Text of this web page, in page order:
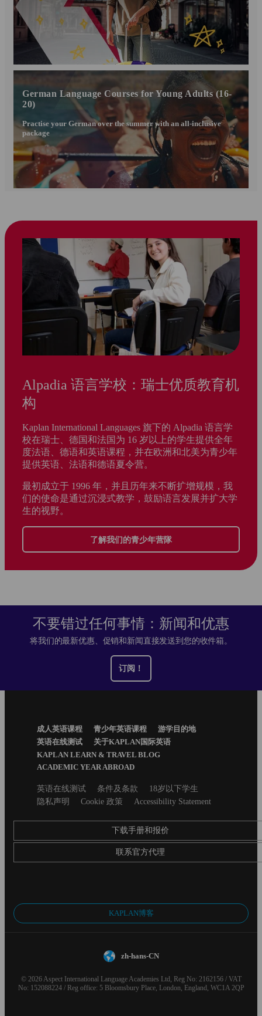
German Language Courses for Young Adults (16-
20)
Practise your German over the summer with an all-inclusive
package
Alpadia 语言学校：瑞士优质教育机
构
Kaplan International Languages 旗下的 Alpadia 语言学
校在瑞士、德国和法国为 16 岁以上的学生提供全年
度法语、德语和英语课程，并在欧洲和北美为青少年
提供英语、法语和德语夏令营。
最初成立于 1996 年，并且历年来不断扩增规模，我
们的使命是通过沉浸式教学，鼓励语言发展并扩大学
生的视野。
了解我们的青少年营隊
不要错过任何事情：新闻和优惠
将我们的最新优惠、促销和新闻直接发送到您的收件箱。
订阅！
成人英语课程 青少年英语课程
游学目的地
英语在线测试
关于KAPLAN国际英语
KAPLAN LEARN & TRAVEL BLOG
ACADEMIC YEAR ABROAD
Secondary英语在线测试 条件及条款
18岁以下学生
隐私声明
Cookie 政策 Accessibility Statement
下载手册和报价
联系官方代理
KAPLAN博客
zh-hans-CN
© 2026 Aspect International Language Academies Ltd, Reg No: 2162156 / VAT
No: 152088224 / Reg office: 5 Bloomsbury Place, London, England, WC1A 2QP